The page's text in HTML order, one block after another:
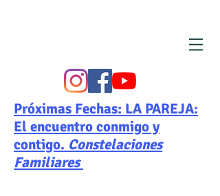
Próximas Fechas: LA PAREJA:
El encuentro conmigo y
contigo. Constelaciones
Familiares